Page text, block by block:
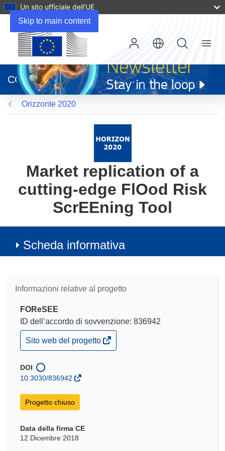
Skip to main content
Un sito ufficiale dell’UE
apre
in
una
nuova
finestra)
CORDIS
Menu
Orizzonte 2020
Market replication of a
cutting-edge FlOod Risk
ScrEEning Tool
Scheda informativa
Informazioni relative al progetto
FOReSEE
ID dell’accordo di sovvenzione: 836942
(si
apre
una
nuova
Sito web del progetto
DOI
10.3030/836942
Progetto chiuso
Data della firma CE
12 Dicembre 2018